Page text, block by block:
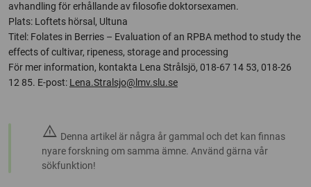
avhandling för erhållande av filosofie doktorsexamen.
Plats: Loftets hörsal, Ultuna
Titel: Folates in Berries – Evaluation of an RPBA method to study the
effects of cultivar, ripeness, storage and processing
För mer information, kontakta Lena Strålsjö, 018-67 14 53, 018-26
12 85. E-post: Lena.Stralsjo@lmv.slu.se
warning Denna artikel är några år gammal och det kan finnas
nyare forskning om samma ämne. Använd gärna vår
sökfunktion!